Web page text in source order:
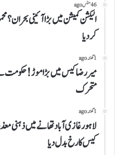
46 منٹس ago
الیکشن کمیشن میں بڑا آئینی
کردیا
1 گھنٹہ ago
میررضاکیس میں بڑاموڑ!حکومت نے
متحرک
1 گھنٹہ ago
لاہورغازی آباد تھانے میں ذہنی
کیس کا رخ بدل دیا